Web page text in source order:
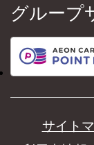
グループ
サイト